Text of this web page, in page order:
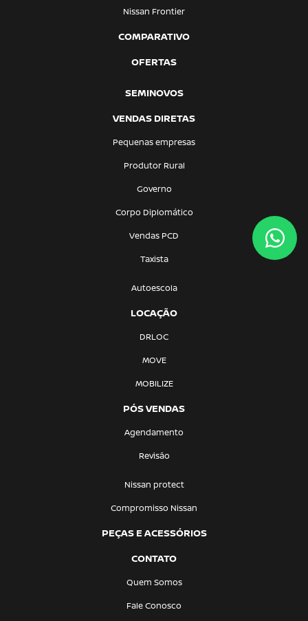
Nissan Frontier
COMPARATIVO
OFERTAS
SEMINOVOS
VENDAS DIRETAS
Pequenas empresas
Produtor Rural
Governo
Corpo Diplomático
Vendas PCD
Taxista
Autoescola
LOCAÇÃO
DRLOC
MOVE
MOBILIZE
PÓS VENDAS
Agendamento
Revisão
Nissan protect
Compromisso Nissan
PEÇAS E ACESSÓRIOS
CONTATO
Quem Somos
Fale Conosco